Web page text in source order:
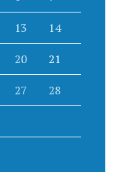
13 14
20 21
27 28